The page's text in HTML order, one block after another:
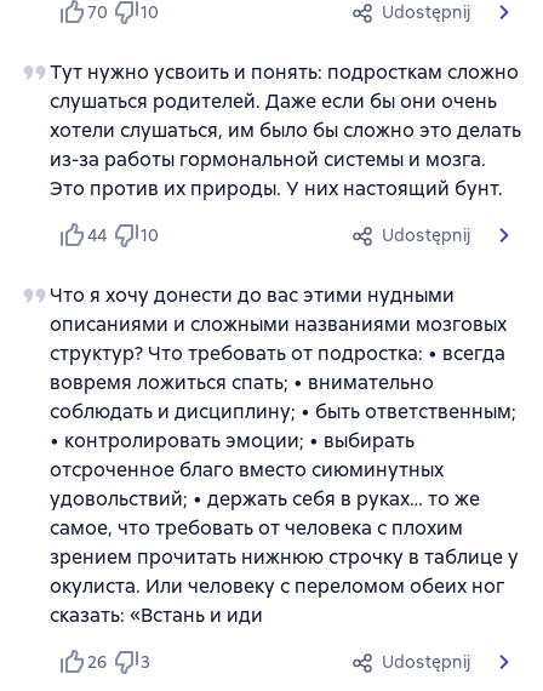
70 10 Udostępnij
Тут нужно усвоить и понять: подросткам сложно
слушаться родителей. Даже если бы они очень
хотели слушаться, им было бы сложно это делать
из-за работы гормональной системы и мозга.
Это против их природы. У них настоящий бунт.
44 10 Udostępnij
Что я хочу донести до вас этими нудными
описаниями и сложными названиями мозговых
структур? Что требовать от подростка: • всегда
вовремя ложиться спать; • внимательно
соблюдать и дисциплину; • быть ответственным;
• контролировать эмоции; • выбирать
отсроченное благо вместо сиюминутных
удовольствий; • держать себя в руках… то же
самое, что требовать от человека с плохим
зрением прочитать нижнюю строчку в таблице у
окулиста. Или человеку с переломом обеих ног
сказать: «Встань и иди
26 3 Udostępnij